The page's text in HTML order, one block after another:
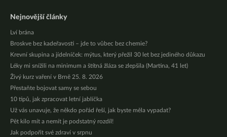
Nejnovější články
Lví brána
Broskve bez kadeřavosti – jde to vůbec bez chemie?
Krevní skupina a jídelníček: mýtus, který přežil 30 let bez jediného důkazu
Léky mi snížili na minimum a štítná žláza se zlepšila (Martina, 41 let)
Živý kurz vaření v Brně 25. 8. 2026
Přestaňte bojovat samy se sebou
10 tipů, jak zpracovat letní jablíčka
Už vás unavuje, že někdo pořád řeší, jak byste měla vypadat?
Pět kilo mít a nemít je podstatný rozdíl!
Jak podpořit své zdraví v srpnu